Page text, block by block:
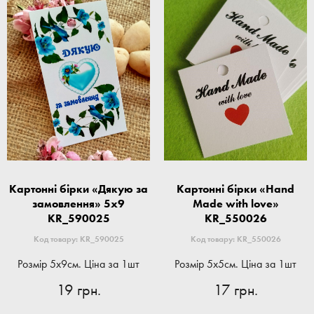
Картонні бірки «Дякую за
замовлення» 5x9
KR_590025
Код товару: KR_590025
Розмір 5x9см. Ціна за 1шт
19 грн.
Картонні бірки «Hand
Made with love»
KR_550026
Код товару: KR_550026
Розмір 5x5см. Ціна за 1шт
17 грн.